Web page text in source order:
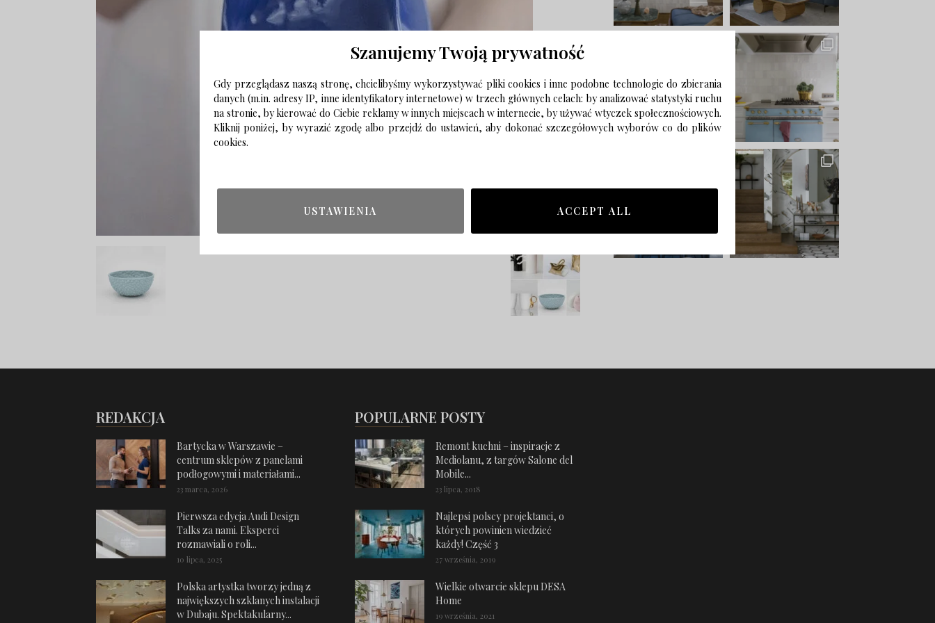
REDAKCJA
Bartycka w Warszawie –
centrum sklepów z panelami
podłogowymi i materiałami...
23 marca, 2026
Pierwsza edycja Audi Design
Talks za nami. Eksperci
rozmawiali o roli...
10 lipca, 2025
Polska artystka tworzy jedną z
największych szklanych instalacji
w Dubaju. Spektakularny...
POPULARNE POSTY
Remont kuchni – inspiracje z
Mediolanu, z targów Salone del
Mobile...
23 lipca, 2018
Najlepsi polscy projektanci, o
których powinien wiedzieć
każdy! Część 3
27 września, 2019
Wielkie otwarcie sklepu DESA
Home
19 września, 2021
Szanujemy Twoją prywatność
Gdy przeglądasz naszą stronę, chcielibyśmy wykorzystywać pliki cookies i inne podobne technologie do zbierania
danych (m.in. adresy IP, inne identyfikatory internetowe) w trzech głównych celach: by analizować statystyki ruchu
na stronie, by kierować do Ciebie reklamy w innych miejscach w internecie, by używać wtyczek społecznościowych.
Kliknij poniżej, by wyrazić zgodę albo przejdź do ustawień, aby dokonać szczegółowych wyborów co do plików
cookies.
USTAWIENIA ACCEPT ALL